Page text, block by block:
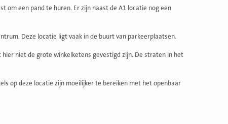
een pand te huren. Er zijn naast de A1 locatie nog een
Deze locatie ligt vaak in de buurt van parkeerplaatsen.
niet de grote winkelketens gevestigd zijn. De straten in het
op deze locatie zijn moeilijker te bereiken met het openbaar